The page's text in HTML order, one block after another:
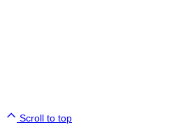
Scroll to top